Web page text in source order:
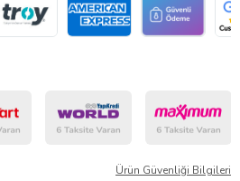
Ürün Güvenliği Bilgileri